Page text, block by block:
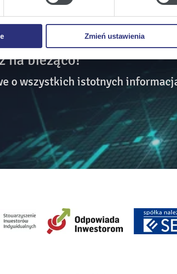
, odmawiacie Państwo zgody na instalację
prawidłowego wyświetlania i działania naszych
Zmień ustawienia
na bieżąco!
o wszystkich istotnych